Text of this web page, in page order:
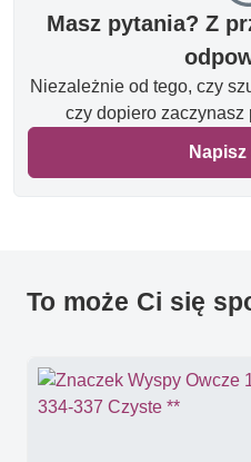
Masz pytania? Z
Niezależnie od tego, czy
czy dopiero zaczynasz
To może Ci się